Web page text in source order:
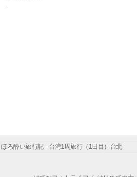
ほろ酔い旅行記 - 台湾1周旅行（1日目）台北